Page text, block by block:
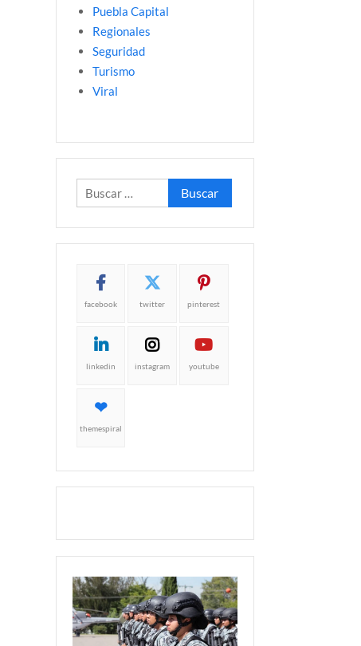
Puebla Capital
Regionales
Seguridad
Turismo
Viral
Buscar:
facebook twitter pinterest
linkedin instagram youtube
themespiral